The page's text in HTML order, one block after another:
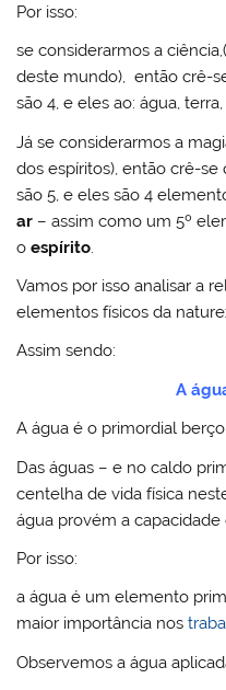
ai
l
o
k
Por isso:
se considerarmos a
deste mundo), então crê-
são 4, e eles ao: água,
Já se considerarmos a
dos espíritos), então crê-
são 5, e eles são 4
ar – assim como um 5º
oespírito
Vamos por isso analisar a
elementos físicos da
Assim sendo:
A
A água é o primordial
Das águas – e no caldo
centelha de vida física
água provém a capacidade
Por isso:
a água é um elemento
maior importância nos
Observemos a água